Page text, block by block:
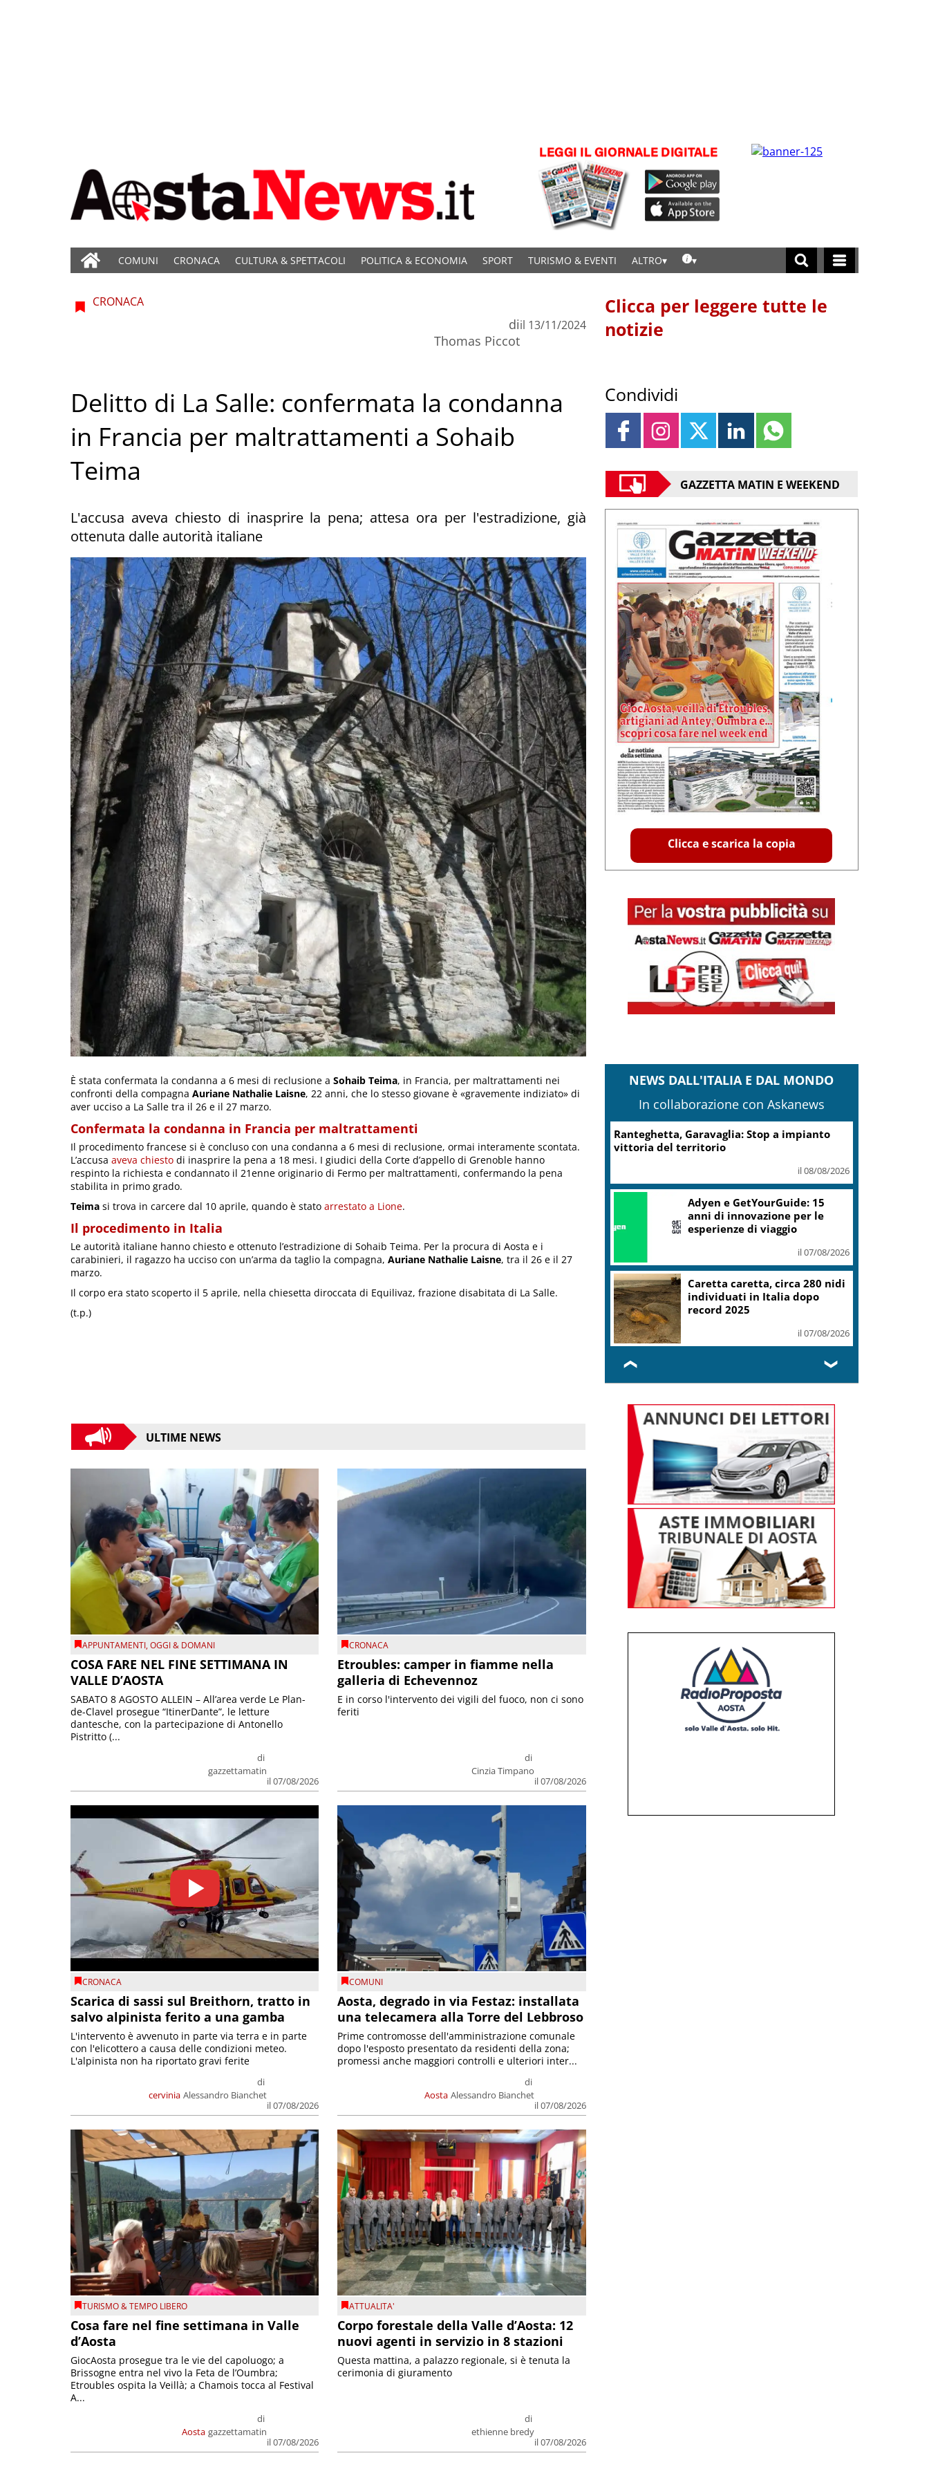
COMUNI CRONACA CULTURA & SPETTACOLI POLITICA & ECONOMIA SPORT TURISMO & EVENTI ALTRO
CRONACA
di
Thomas Piccot
il 13/11/2024
Delitto di La Salle: confermata la condanna
in Francia per maltrattamenti a Sohaib
Teima
L'accusa aveva chiesto di inasprire la pena; attesa ora per l'estradizione, già
ottenuta dalle autorità italiane
È stata confermata la condanna a 6 mesi di reclusione a Sohaib Teima, in Francia, per maltrattamenti nei
confronti della compagna Auriane Nathalie Laisne, 22 anni, che lo stesso giovane è «gravemente indiziato» di
aver ucciso a La Salle tra il 26 e il 27 marzo.
Confermata la condanna in Francia per maltrattamenti
Il procedimento francese si è concluso con una condanna a 6 mesi di reclusione, ormai interamente scontata.
L’accusa aveva chiesto di inasprire la pena a 18 mesi. I giudici della Corte d’appello di Grenoble hanno
respinto la richiesta e condannato il 21enne originario di Fermo per maltrattamenti, confermando la pena
stabilita in primo grado.
Teima si trova in carcere dal 10 aprile, quando è stato arrestato a Lione.
Il procedimento in Italia
Le autorità italiane hanno chiesto e ottenuto l’estradizione di Sohaib Teima. Per la procura di Aosta e i
carabinieri, il ragazzo ha ucciso con un’arma da taglio la compagna, Auriane Nathalie Laisne, tra il 26 e il 27
marzo.
Il corpo era stato scoperto il 5 aprile, nella chiesetta diroccata di Equilivaz, frazione disabitata di La Salle.
(t.p.)
ULTIME NEWS
APPUNTAMENTI,OGGI & DOMANI
COSA FARE NEL FINE SETTIMANA IN
VALLE D’AOSTA
di
gazzettamatin
il 07/08/2026
SABATO 8 AGOSTO ALLEIN – All’area verde Le Plan-
de-Clavel prosegue “ItinerDante”, le letture
dantesche, con la partecipazione di Antonello
Pistritto (...
CRONACA
Etroubles: camper in fiamme nella
galleria di Echevennoz
di
Cinzia Timpano
il 07/08/2026
E in corso l'intervento dei vigili del fuoco, non ci sono
feriti
CRONACA
Scarica di sassi sul Breithorn, tratto in
salvo alpinista ferito a una gamba
cervinia
di
Alessandro Bianchet
il 07/08/2026
L'intervento è avvenuto in parte via terra e in parte
con l'elicottero a causa delle condizioni meteo.
L'alpinista non ha riportato gravi ferite
COMUNI
Aosta, degrado in via Festaz: installata
una telecamera alla Torre del Lebbroso
Aosta
di
Alessandro Bianchet
il 07/08/2026
Prime contromosse dell'amministrazione comunale
dopo l'esposto presentato da residenti della zona;
promessi anche maggiori controlli e ulteriori inter...
TURISMO & TEMPO LIBERO
Cosa fare nel fine settimana in Valle
d’Aosta
Aosta
di
gazzettamatin
il 07/08/2026
GiocAosta prosegue tra le vie del capoluogo; a
Brissogne entra nel vivo la Feta de l’Oumbra;
Etroubles ospita la Veillà; a Chamois tocca al Festival
A...
ATTUALITA'
Corpo forestale della Valle d’Aosta: 12
nuovi agenti in servizio in 8 stazioni
di
ethienne bredy
il 07/08/2026
Questa mattina, a palazzo regionale, si è tenuta la
cerimonia di giuramento
Clicca per leggere tutte le
notizie
Condividi
GAZZETTA MATIN E WEEKEND
Clicca e scarica la copia
NEWS DALL'ITALIA E DAL MONDO
In collaborazione con Askanews
Ranteghetta, Garavaglia: Stop a impianto
vittoria del territorio
il 08/08/2026
Adyen e GetYourGuide: 15
anni di innovazione per le
esperienze di viaggio
il 07/08/2026
Caretta caretta, circa 280 nidi
individuati in Italia dopo
record 2025
il 07/08/2026
❮ ❯